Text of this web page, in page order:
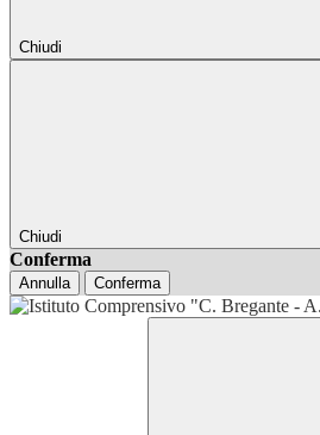
Chiudi
Chiudi
Conferma
Annulla Conferma